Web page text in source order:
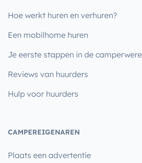
Hoe werkt huren en verhuren?
Een mobilhome huren
Je eerste stappen in de
Reviews van huurders
Hulp voor huurders
CAMPEREIGENAREN
Plaats een advertentie